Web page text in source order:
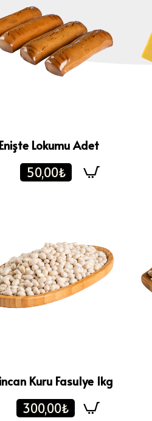
Enişte Lokumu Adet
50,00₺
Kuru Fasulye 1kg
300,00₺